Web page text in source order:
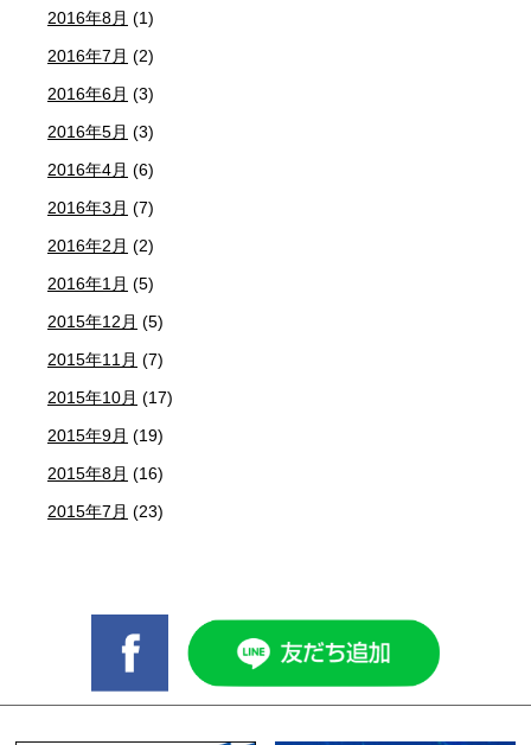
2016年8月 (1)
2016年7月 (2)
2016年6月 (3)
2016年5月 (3)
2016年4月 (6)
2016年3月 (7)
2016年2月 (2)
2016年1月 (5)
2015年12月 (5)
2015年11月 (7)
2015年10月 (17)
2015年9月 (19)
2015年8月 (16)
2015年7月 (23)